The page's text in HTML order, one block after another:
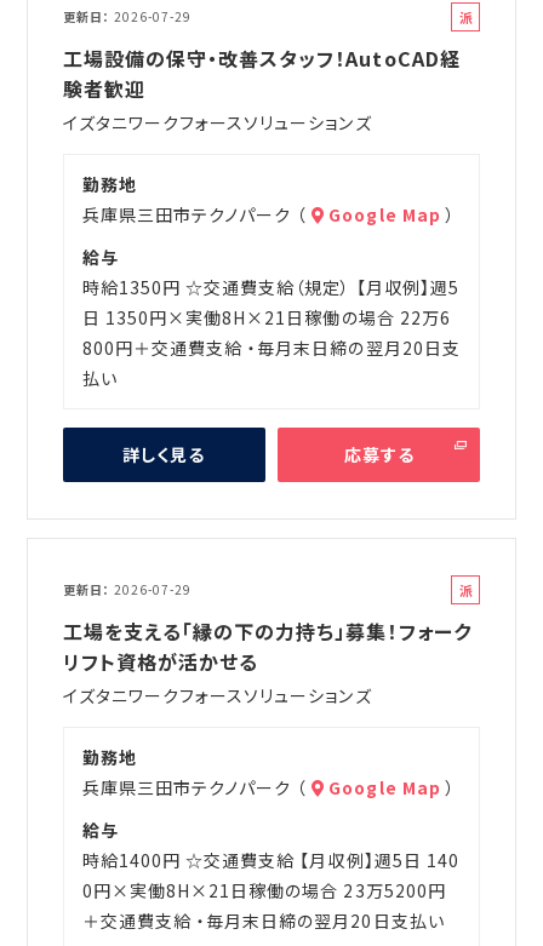
更新日 2026-07-29
派
工場設備の保守・改善スタッフ！AutoCAD経
験者歓迎
イズタニワークフォースソリューションズ
勤務地
兵庫県三田市テクノパーク （
Google Map ）
給与
時給1350円 ☆交通費支給（規定） 【月収例】週5
日 1350円×実働8H×21日稼働の場合 22万6
800円＋交通費支給 ・毎月末日締の翌月20日支
払い
詳しく見る 応募する
更新日 2026-07-29
派
工場を支える「縁の下の力持ち」募集！フォーク
リフト資格が活かせる
イズタニワークフォースソリューションズ
勤務地
兵庫県三田市テクノパーク （
Google Map ）
給与
時給1400円 ☆交通費支給 【月収例】週5日 140
0円×実働8H×21日稼働の場合 23万5200円
＋交通費支給 ・毎月末日締の翌月20日支払い